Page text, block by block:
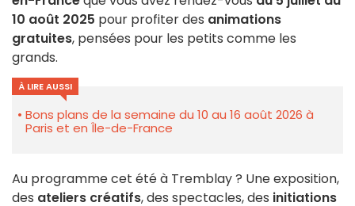
10 août 2025 pour profiter des animations
gratuites, pensées pour les petits comme les
grands.
À LIRE AUSSI
Bons plans de la semaine du 10 au 16 août 2026 à
Paris et en Île-de-France
Au programme cet été à Tremblay ? Une exposition,
des ateliers créatifs, des spectacles, des initiations